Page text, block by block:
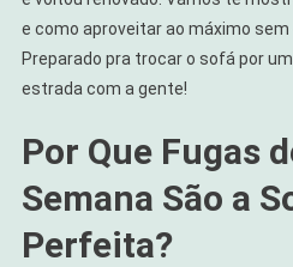
e como aproveitar ao máximo
Preparado pra trocar o sofá por
estrada com a gente!
Por Que Fugas
Semana São a
Perfeita?